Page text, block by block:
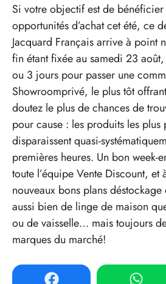
Si votre objectif est de
opportunités d’achat cet été, ce
Jacquard Français arrive à point
fin étant fixée au samedi 23
ou 3 jours pour passer une
Showroomprivé, le plus tôt
doutez le plus de chances de
pour cause : les produits les plus
disparaissent quasi-
premières heures. Un bon week-
toute l’équipe Vente Discount,
nouveaux bons plans déstockage
aussi bien de linge de maison
ou de vaisselle… mais toujours
marques du marché!